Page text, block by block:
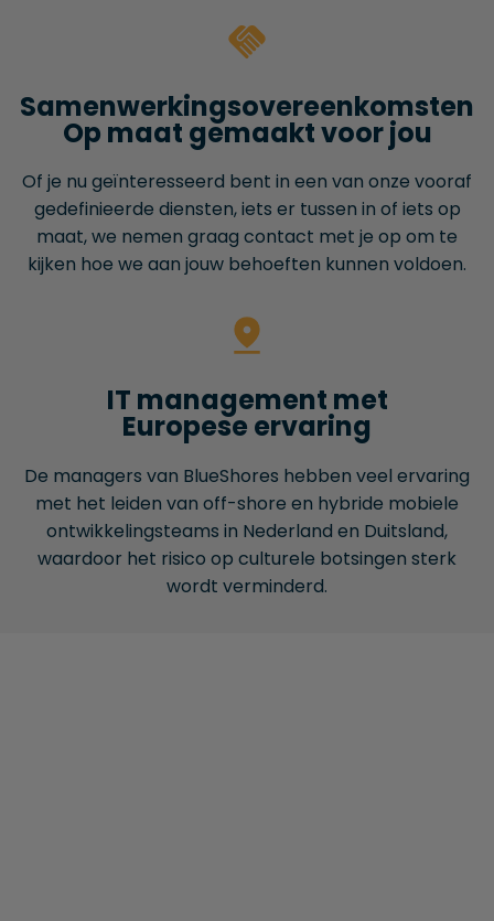
Samenwerkings­overeenkomsten
Op maat gemaakt voor jou
Of je nu geïnteresseerd bent in een van onze vooraf
gedefinieerde diensten, iets er tussen in of iets op
maat, we nemen graag contact met je op om te
kijken hoe we aan jouw behoeften kunnen voldoen.
IT management met
Europese ervaring
De managers van BlueShores hebben veel ervaring
met het leiden van off-shore en hybride mobiele
ontwikkelingsteams in Nederland en Duitsland,
waardoor het risico op culturele botsingen sterk
wordt verminderd.